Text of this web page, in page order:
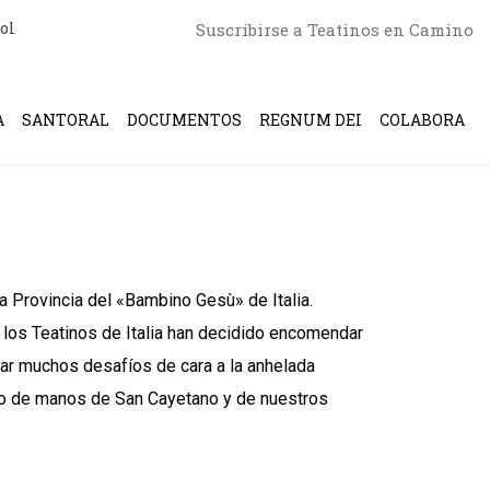
Suscribirse a Teatinos en Camino
SANTORAL DOCUMENTOS REGNUM DEI COLABORA
del «Bambino Gesù» de Italia.
Teatinos de Italia han decidido encomendar
muchos desafíos de cara a la anhelada
manos de San Cayetano y de nuestros